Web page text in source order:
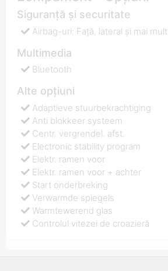
Siguranță și securitate
Airbag-uri: Față, lateral și mai mult
Multimedia
Bluetooth
Alte opțiuni
Adaptieve stuurbekrachtiging
Anti blokkeer systeem
Centr. vergrendel. afst.
Electronic stability program
Elektr. ramen voor
Elektr. ramen voor + achter
Start onderbreking
Verwarmde spiegels
Warmtewerend glas
Controlul vitezei de croazieră